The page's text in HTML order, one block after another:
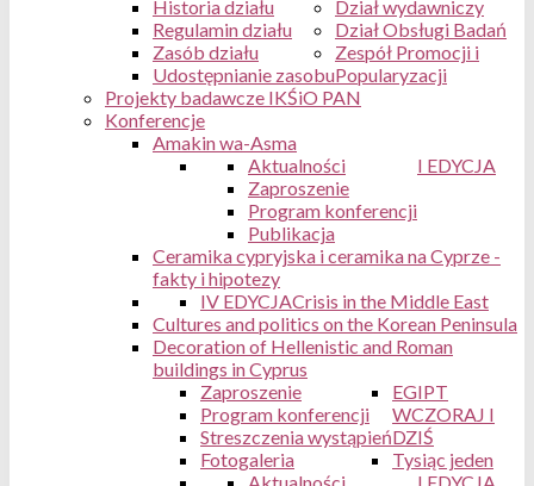
Historia działu
Regulamin działu
Zasób działu
Udostępnianie zasobu
Dział wydawniczy
Dział Obsługi Badań
Zespół Promocji i
Popularyzacji
Projekty badawcze IKŚiO PAN
Konferencje
Amakin wa-Asma
I EDYCJA
Aktualności
Zaproszenie
Program konferencji
Publikacja
Ceramika cypryjska i ceramika na Cyprze -
fakty i hipotezy
Crisis in the Middle East
IV EDYCJA
Cultures and politics on the Korean Peninsula
Decoration of Hellenistic and Roman
buildings in Cyprus
Zaproszenie
Program konferencji
Streszczenia wystąpień
Fotogaleria
EGIPT
WCZORAJ I
DZIŚ
Tysiąc jeden